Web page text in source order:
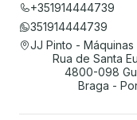
+351914444739
351914444739
JJ Pinto - Máquinas
Rua de Santa
4800-098
Braga -